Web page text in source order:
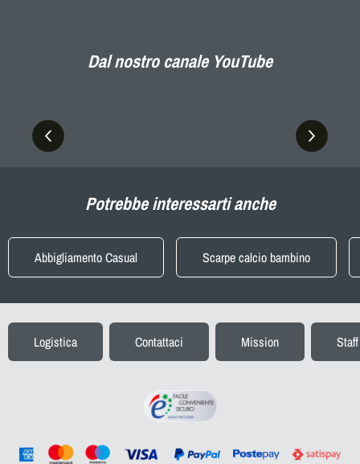
Dal nostro canale YouTube
Potrebbe interessarti anche
Abbigliamento Casual Scarpe calcio bambino
Logistica Contattaci Mission Staff